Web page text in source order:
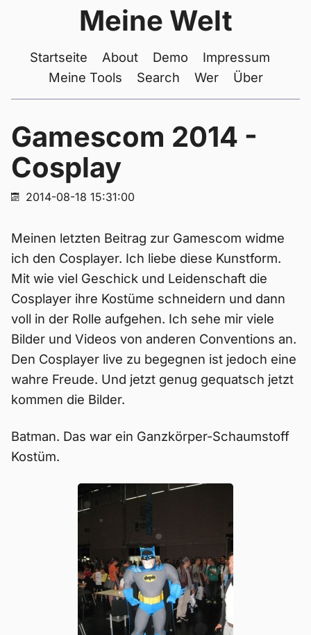
Meine Welt
Startseite About Demo
Impressum
Meine Tools
Search Wer Über
Gamescom 2014 -
Cosplay
2014-08-18 15:31:00
Meinen letzten Beitrag zur Gamescom widme
ich den Cosplayer. Ich liebe diese Kunstform.
Mit wie viel Geschick und Leidenschaft die
Cosplayer ihre Kostüme schneidern und dann
voll in der Rolle aufgehen. Ich sehe mir viele
Bilder und Videos von anderen Conventions an.
Den Cosplayer live zu begegnen ist jedoch eine
wahre Freude. Und jetzt genug gequatsch jetzt
kommen die Bilder.
Batman. Das war ein Ganzkörper-Schaumstoff
Kostüm.